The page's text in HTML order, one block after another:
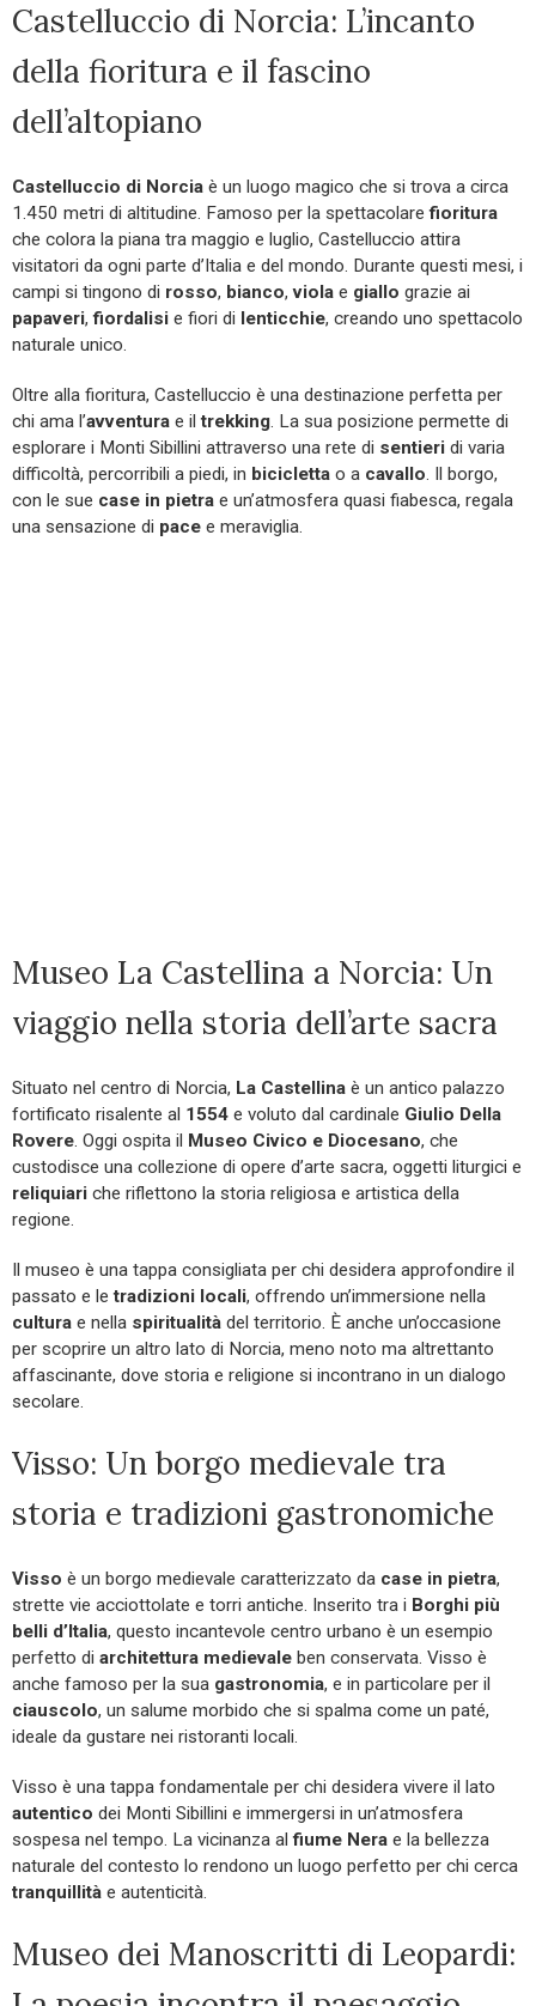
Castelluccio di Norcia: L’incanto
della fioritura e il fascino
dell’altopiano
Castelluccio di Norcia è un luogo magico che si trova a circa
1.450 metri di altitudine. Famoso per la spettacolarefioritura
che colora la piana tra maggio e luglio, Castelluccio attira
visitatori da ogni parte d’Italia e del mondo. Durante questi mesi, i
campi si tingono di rosso, bianco,viola e giallo grazie ai
papaveri,fiordalisi e fiori di lenticchie, creando uno spettacolo
naturale unico.
Oltre alla fioritura, Castelluccio è una destinazione perfetta per
chi ama l’avventura e iltrekking. La sua posizione permette di
esplorare i Monti Sibillini attraverso una rete di sentieri di varia
difficoltà, percorribili a piedi, in bicicletta o a cavallo. Il borgo,
con le sue case in pietra e un’atmosfera quasi fiabesca, regala
una sensazione di pace e meraviglia.
Museo La Castellina a Norcia: Un
viaggio nella storia dell’arte sacra
Situato nel centro di Norcia, La Castellina è un antico palazzo
fortificato risalente al 1554 e voluto dal cardinale Giulio Della
Rovere . Oggi ospita il Museo Civico e Diocesano, che
custodisce una collezione di opere d’arte sacra, oggetti liturgici e
reliquiari che riflettono la storia religiosa e artistica della
regione.
Il museo è una tappa consigliata per chi desidera approfondire il
passato e letradizioni locali, offrendo un’immersione nella
cultura e nella spiritualità del territorio. È anche un’occasione
per scoprire un altro lato di Norcia, meno noto ma altrettanto
affascinante, dove storia e religione si incontrano in un dialogo
secolare.
Visso: Un borgo medievale tra
storia e tradizioni gastronomiche
Visso è un borgo medievale caratterizzato da case in pietra,
strette vie acciottolate e torri antiche. Inserito tra i Borghi più
belli d’Italia, questo incantevole centro urbano è un esempio
perfetto di architettura medievale ben conservata. Visso è
anche famoso per la sua gastronomia, e in particolare per il
ciauscolo, un salume morbido che si spalma come un paté,
ideale da gustare nei ristoranti locali.
Visso è una tappa fondamentale per chi desidera vivere il lato
autentico dei Monti Sibillini e immergersi in un’atmosfera
sospesa nel tempo. La vicinanza alfiume Nera e la bellezza
naturale del contesto lo rendono un luogo perfetto per chi cerca
tranquillità e autenticità.
Museo dei Manoscritti di Leopardi: